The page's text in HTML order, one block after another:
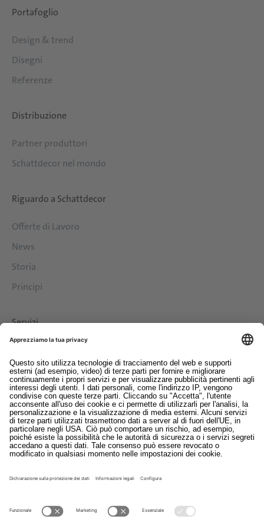
Portafoglio
Design & trend
Disegni
Referenze
Distribuzione
Partner produttori
Schattdecor nel mondo
Riguardo a Schattdecor
Offerte di Lavoro
News
Storia
Principi
Servizi
Contatto
EDI
Colofon